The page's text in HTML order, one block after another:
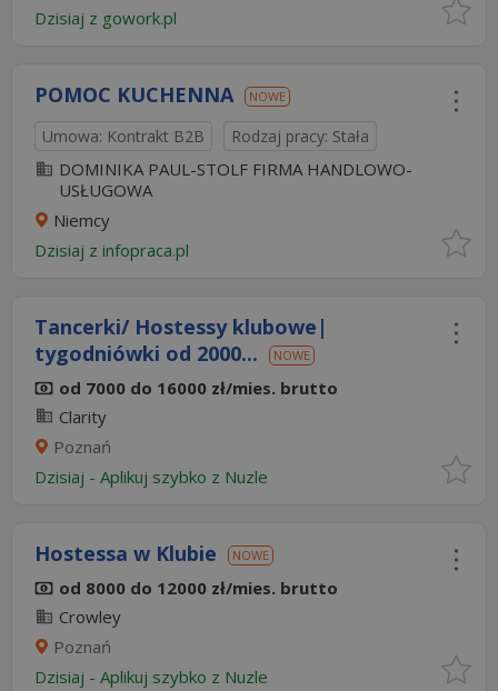
Dzisiaj z gowork.pl
POMOC KUCHENNA NOWE
Umowa: Kontrakt B2B Rodzaj pracy: Stała
DOMINIKA PAUL-STOLF FIRMA HANDLOWO-
USŁUGOWA
Niemcy
Dzisiaj z infopraca.pl
Tancerki/ Hostessy klubowe|
tygodniówki od 2000...
NOWE
od 7000 do 16000 zł/mies. brutto
Clarity
Poznań
Dzisiaj - Aplikuj szybko z Nuzle
Hostessa w Klubie NOWE
od 8000 do 12000 zł/mies. brutto
Crowley
Poznań
Dzisiaj - Aplikuj szybko z Nuzle